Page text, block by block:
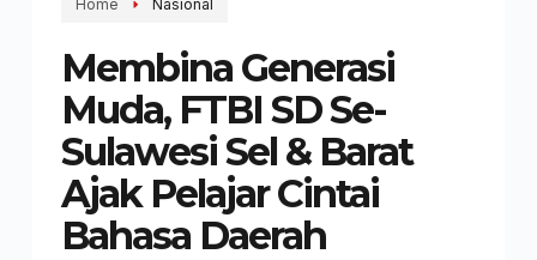
Home Nasional
Membina Generasi
Muda, FTBI SD Se-
Sulawesi Sel & Barat
Ajak Pelajar Cintai
Bahasa Daerah